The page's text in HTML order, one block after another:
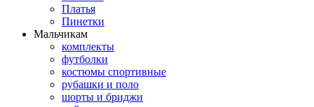
Платья
Пинетки
Мальчикам
комплекты
футболки
костюмы спортивные
рубашки и поло
шорты и бриджи